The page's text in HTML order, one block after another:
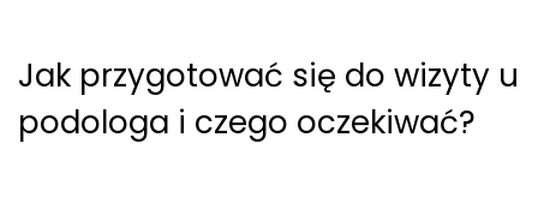
Jak przygotować się do wizyty u
podologa i czego oczekiwać?